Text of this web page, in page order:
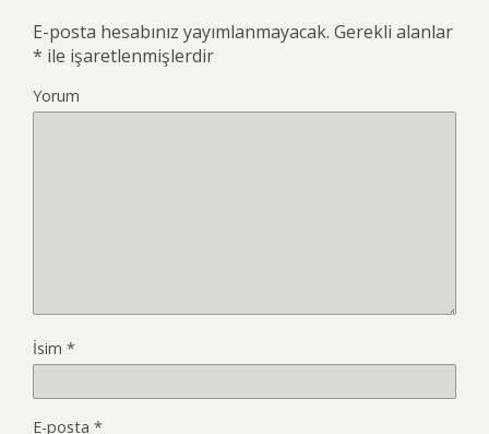
E-posta hesabınız yayımlanmayacak. Gerekli alanlar
* ile işaretlenmişlerdir
Yorum
İsim *
E-posta *